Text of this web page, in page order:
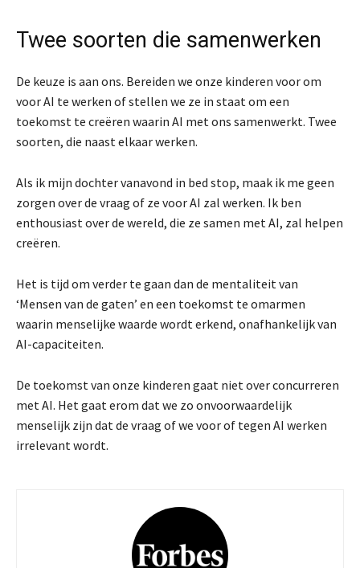
Twee soorten die samenwerken
De keuze is aan ons. Bereiden we onze kinderen voor om
voor AI te werken of stellen we ze in staat om een
toekomst te creëren waarin AI met ons samenwerkt. Twee
soorten, die naast elkaar werken.
Als ik mijn dochter vanavond in bed stop, maak ik me geen
zorgen over de vraag of ze voor AI zal werken. Ik ben
enthousiast over de wereld, die ze samen met AI, zal helpen
creëren.
Het is tijd om verder te gaan dan de mentaliteit van
‘Mensen van de gaten’ en een toekomst te omarmen
waarin menselijke waarde wordt erkend, onafhankelijk van
AI-capaciteiten.
De toekomst van onze kinderen gaat niet over concurreren
met AI. Het gaat erom dat we zo onvoorwaardelijk
menselijk zijn dat de vraag of we voor of tegen AI werken
irrelevant wordt.